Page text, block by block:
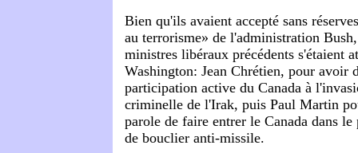
Bien qu'ils avaient accepté sans
au terrorisme» de l'administration
ministres libéraux précédents s'étaient
Washington: Jean Chrétien, pour avoir
participation active du Canada à
criminelle de l'Irak, puis Paul Martin
parole de faire entrer le Canada dans
de bouclier anti-missile.